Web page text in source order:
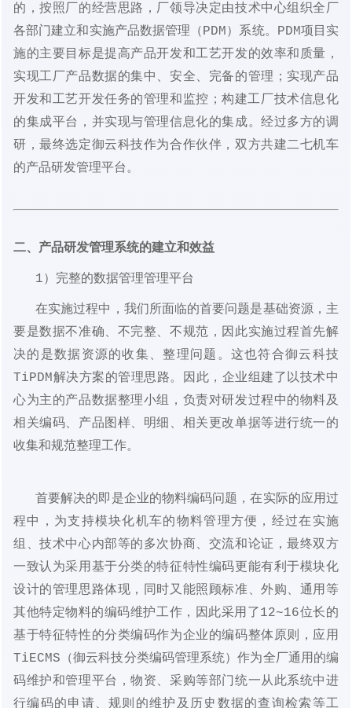
的，按照厂的经营思路，厂领导决定由技术中心组织全厂
各部门建立和实施产品数据管理（PDM）系统。PDM项目实
施的主要目标是提高产品开发和工艺开发的效率和质量，
实现工厂产品数据的集中、安全、完备的管理；实现产品
开发和工艺开发任务的管理和监控；构建工厂技术信息化
的集成平台，并实现与管理信息化的集成。经过多方的调
研，最终选定御云科技作为合作伙伴，双方共建二七机车
的产品研发管理平台。
二、产品研发管理系统的建立和效益
1）完整的数据管理管理平台
在实施过程中，我们所面临的首要问题是基础资源，主
要是数据不准确、不完整、不规范，因此实施过程首先解
决的是数据资源的收集、整理问题。这也符合御云科技
TiPDM解决方案的管理思路。因此，企业组建了以技术中
心为主的产品数据整理小组，负责对研发过程中的物料及
相关编码、产品图样、明细、相关更改单据等进行统一的
收集和规范整理工作。
首要解决的即是企业的物料编码问题，在实际的应用过
程中，为支持模块化机车的物料管理方便，经过在实施
组、技术中心内部等的多次协商、交流和论证，最终双方
一致认为采用基于分类的特征特性编码更能有利于模块化
设计的管理思路体现，同时又能照顾标准、外购、通用等
其他特定物料的编码维护工作，因此采用了12~16位长的
基于特征特性的分类编码作为企业的编码整体原则，应用
TiECMS（御云科技分类编码管理系统）作为全厂通用的编
码维护和管理平台，物资、采购等部门统一从此系统中进
行编码的申请、规则的维护及历史数据的查询检索等工